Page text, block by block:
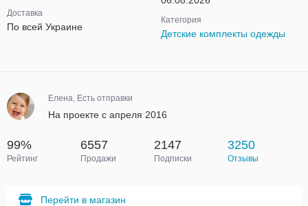
Доставка
По всей Украине
Категория
Детские комплекты одежды
Елена, Есть отправки
На проекте с апреля 2016
99%
Рейтинг
6557
Продажи
2147
Подписки
3250
Отзывы
Перейти в магазин